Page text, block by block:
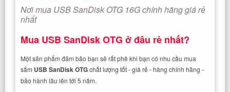
Nơi mua USB SanDisk OTG 16G chính hãng giá rẻ
nhất
Mua USB SanDisk OTG ở đâu rẻ nhất?
Một sản phẩm đảm bảo bạn sẽ rất phê khi bạn có nhu cầu mua
sắm USB SanDisk OTGchất lượng tốt - giá rẻ - hàng chính hãng -
bảo hành lâu lên tới 5 năm.